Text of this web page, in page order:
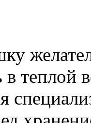
теплой